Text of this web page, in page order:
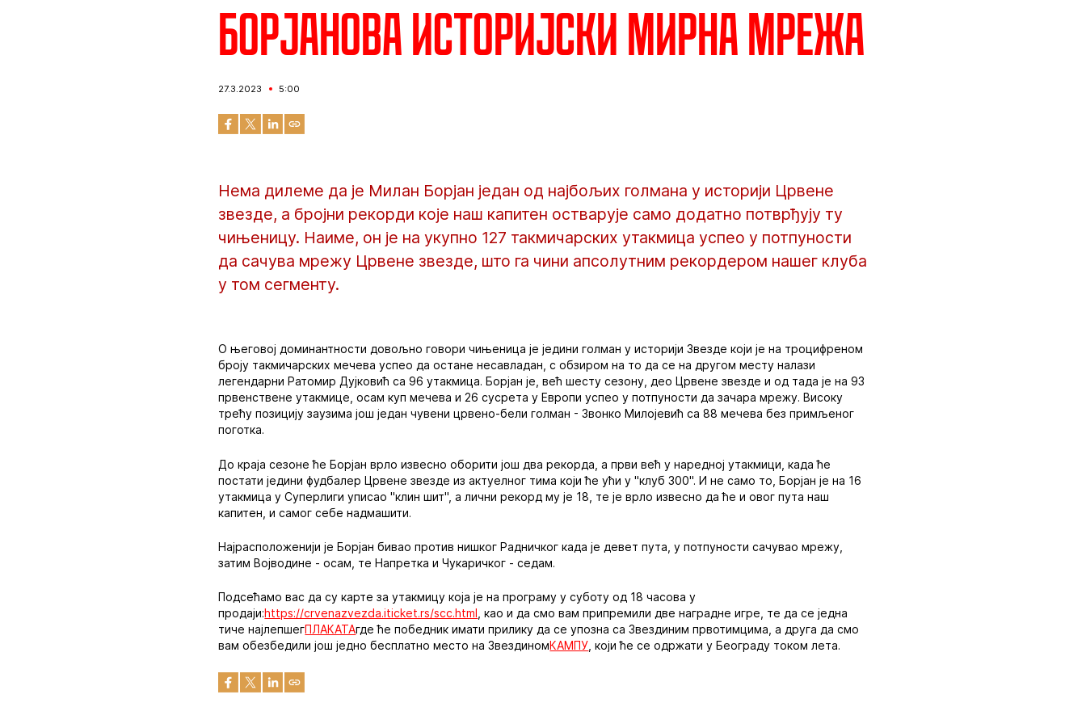
Борјанова историјски мирна мрежа
27.3.2023 5:00
Нема дилеме да је Милан Борјан један од најбољих голмана у историји Црвене
звезде, а бројни рекорди које наш капитен остварује само додатно потврђују ту
чињеницу. Наиме, он је на укупно 127 такмичарских утакмица успео у потпуности
да сачува мрежу Црвене звезде, што га чини апсолутним рекордером нашег клуба
у том сегменту.
О његовој доминантности довољно говори чињеница је једини голман у историји Звезде који је на троцифреном
броју такмичарских мечева успео да остане несавладан, с обзиром на то да се на другом месту налази
легендарни Ратомир Дујковић са 96 утакмица. Борјан је, већ шесту сезону, део Црвене звезде и од тада је на 93
првенствене утакмице, осам куп мечева и 26 сусрета у Европи успео у потпуности да зачара мрежу. Високу
трећу позицију заузима још један чувени црвено-бели голман - Звонко Милојевић са 88 мечева без примљеног
поготка.
До краја сезоне ће Борјан врло извесно оборити још два рекорда, а први већ у наредној утакмици, када ће
постати једини фудбалер Црвене звезде из актуелног тима који ће ући у "клуб 300". И не само то, Борјан је на 16
утакмица у Суперлиги уписао "клин шит", а лични рекорд му је 18, те је врло извесно да ће и овог пута наш
капитен, и самог себе надмашити.
Најрасположенији је Борјан бивао против нишког Радничког када је девет пута, у потпуности сачувао мрежу,
затим Војводине - осам, те Напретка и Чукаричког - седам.
Подсећамо вас да су карте за утакмицу која је на програму у суботу од 18 часова у
продаји:https://crvenazvezda.iticket.rs/scc.html , као и да смо вам припремили две наградне игре, те да се једна
тиче најлепшегПЛАКАТАгде ће победник имати прилику да се упозна са Звездиним првотимцима, а друга да смо
вам обезбедили још једно бесплатно место на ЗвездиномКАМПУ , који ће се одржати у Београду током лета.